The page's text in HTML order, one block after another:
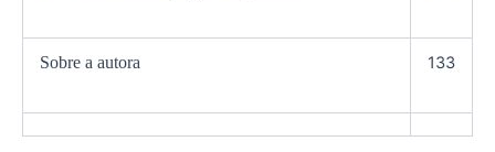
Sobre a autora 133